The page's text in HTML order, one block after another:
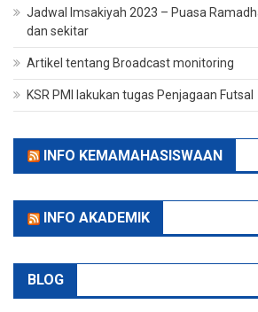
Jadwal Imsakiyah 2023 – Puasa
dan sekitar
Artikel tentang Broadcast monitoring
KSR PMI lakukan tugas Penjagaan Futsal
INFO KEMAMAHASISWAAN
INFO AKADEMIK
BLOG